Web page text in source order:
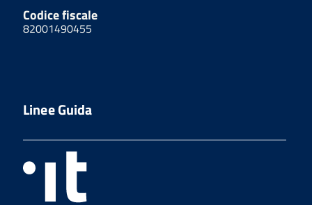
Codice fiscale
82001490455
Linee Guida